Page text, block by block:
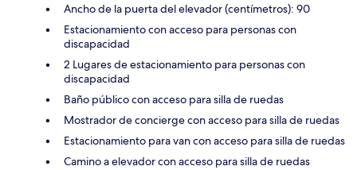
Ancho de la puerta del elevador (centímetros): 90
Estacionamiento con acceso para personas con
discapacidad
2 Lugares de estacionamiento para personas con
discapacidad
Baño público con acceso para silla de ruedas
Mostrador de concierge con acceso para silla de ruedas
Estacionamiento para van con acceso para silla de ruedas
Camino a elevador con acceso para silla de ruedas